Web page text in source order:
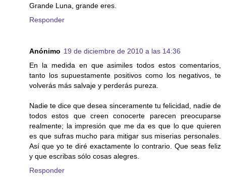
Grande Luna, grande eres.
Responder
Anónimo 19 de diciembre de 2010 a las 14:36
En la medida en que asimiles todos estos comentarios,
tanto los supuestamente positivos como los negativos, te
volverás más salvaje y perderás pureza.
Nadie te dice que desea sinceramente tu felicidad, nadie de
todos estos que creen conocerte parecen preocuparse
realmente; la impresión que me da es que lo que quieren
es que sufras mucho para mitigar sus miserias personales.
Así que yo te diré exactamente lo contrario. Que seas feliz
y que escribas sólo cosas alegres.
Responder